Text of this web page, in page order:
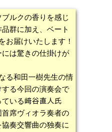
ルクの香りを感じ
群に加え、ベート
お届けいたします！
は驚きの仕掛けが
る和田一樹先生の情
る今回の演奏会で
いる﨑谷直人氏
席ヴィオラ奏者の
奏交響曲の独奏に